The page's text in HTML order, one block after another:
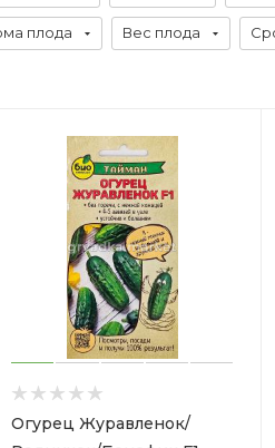
плода Вес плода
Огурец Журавленок/